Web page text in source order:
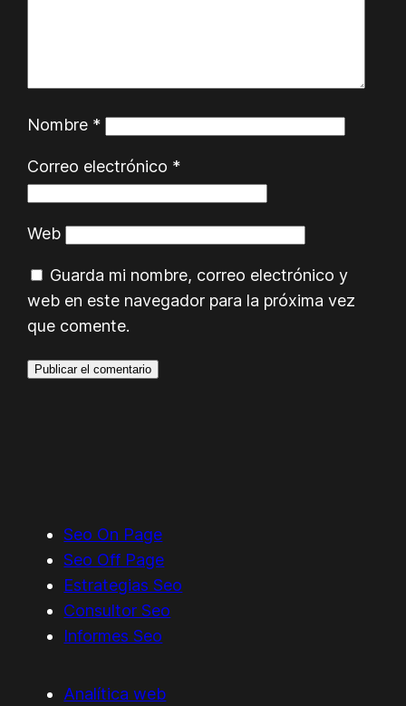
Nombre *
Correo electrónico *
Web
Guarda mi nombre, correo electrónico y
web en este navegador para la próxima vez
que comente.
Seo On Page
Seo Off Page
Estrategias Seo
Consultor Seo
Informes Seo
Analítica web